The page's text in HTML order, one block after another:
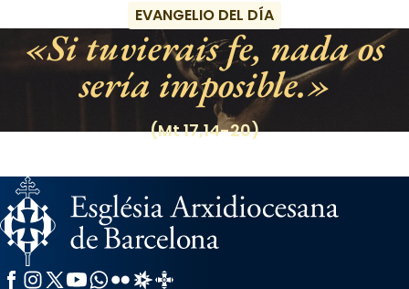
EVANGELIO DEL DÍA
Si tuvierais fe, nada os
sería imposible.
(Mt 17,14-20)
Facebook
Instagram
X / Twitter
YouTube
WhatsApp
FlickrRadio Estel
Catalunya Cristiana